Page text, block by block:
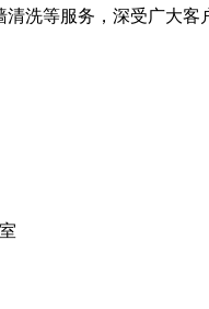
洗等服务，深受广大客